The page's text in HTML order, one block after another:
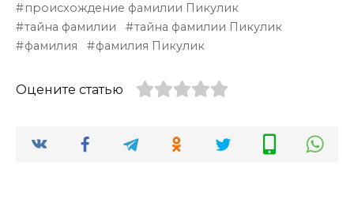
происхождение фамилии Пикулик
тайна фамилии
тайна фамилии Пикулик
фамилия
фамилия Пикулик
Оцените статью